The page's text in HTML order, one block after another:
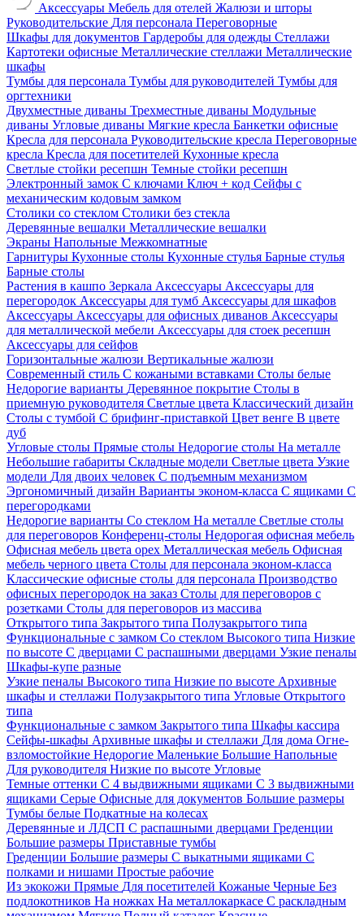
Аксессуары Мебель для отелей Жалюзи и шторы
Руководительские Для персонала Переговорные
Шкафы для документов Гардеробы для одежды Стеллажи
Картотеки офисные Металлические стеллажи Металлические
шкафы
Тумбы для персонала Тумбы для руководителей Тумбы для
оргтехники
Двухместные диваны Трехместные диваны Модульные
диваны Угловые диваны Мягкие кресла Банкетки офисные
Кресла для персонала Руководительские кресла Переговорные
кресла Кресла для посетителей Кухонные кресла
Светлые стойки ресепшн Темные стойки ресепшн
Электронный замок С ключами Ключ + код Сейфы с
механическим кодовым замком
Столики со стеклом Столики без стекла
Деревянные вешалки Металлические вешалки
Экраны Напольные Межкомнатные
Гарнитуры Кухонные столы Кухонные стулья Барные стулья
Барные столы
Растения в кашпо Зеркала Аксессуары Аксессуары для
перегородок Аксессуары для тумб Аксессуары для шкафов
Аксессуары Аксессуары для офисных диванов Аксессуары
для металлической мебели Аксессуары для стоек ресепшн
Аксессуары для сейфов
Горизонтальные жалюзи Вертикальные жалюзи
Современный стиль С кожаными вставками Столы белые
Недорогие варианты Деревянное покрытие Столы в
приемную руководителя Светлые цвета Классический дизайн
Столы с тумбой С брифинг-приставкой Цвет венге В цвете
дуб
Угловые столы Прямые столы Недорогие столы На металле
Небольшие габариты Складные модели Светлые цвета Узкие
модели Для двоих человек С подъемным механизмом
Эргономичный дизайн Варианты эконом-класса С ящиками С
перегородками
Недорогие варианты Со стеклом На металле Светлые столы
для переговоров Конференц-столы Недорогая офисная мебель
Офисная мебель цвета орех Металлическая мебель Офисная
мебель черного цвета Столы для персонала эконом-класса
Классические офисные столы для персонала Производство
офисных перегородок на заказ Столы для переговоров с
розетками Столы для переговоров из массива
Открытого типа Закрытого типа Полузакрытого типа
Функциональные с замком Со стеклом Высокого типа Низкие
по высоте С дверцами С распашными дверцами Узкие пеналы
Шкафы-купе разные
Узкие пеналы Высокого типа Низкие по высоте Архивные
шкафы и стеллажи Полузакрытого типа Угловые Открытого
типа
Функциональные с замком Закрытого типа Шкафы кассира
Сейфы-шкафы Архивные шкафы и стеллажи Для дома Огне-
взломостойкие Недорогие Маленькие Большие Напольные
Для руководителя Низкие по высоте Угловые
Темные оттенки С 4 выдвижными ящиками С 3 выдвижными
ящиками Серые Офисные для документов Большие размеры
Тумбы белые Подкатные на колесах
Деревянные и ЛДСП С распашными дверцами Греденции
Большие размеры Приставные тумбы
Греденции Большие размеры С выкатными ящиками С
полками и нишами Простые рабочие
Из экокожи Прямые Для посетителей Кожаные Черные Без
подлокотников На ножках На металлокаркасе С раскладным